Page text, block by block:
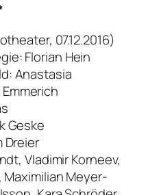
07.12.2016)
Florian Hein
Anastasia
Geske
Dreier
Vladimir Korneev,
Maximilian Meyer-